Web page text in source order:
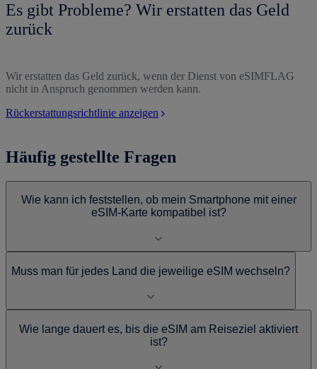
Es gibt Probleme? Wir erstatten das Geld
zurück
Wir erstatten das Geld zurück, wenn der Dienst von eSIMFLAG
nicht in Anspruch genommen werden kann.
Rückerstattungsrichtlinie anzeigen
Häufig gestellte Fragen
Wie kann ich feststellen, ob mein Smartphone mit einer
eSIM-Karte kompatibel ist?
Muss man für jedes Land die jeweilige eSIM wechseln?
Wie lange dauert es, bis die eSIM am Reiseziel aktiviert
ist?